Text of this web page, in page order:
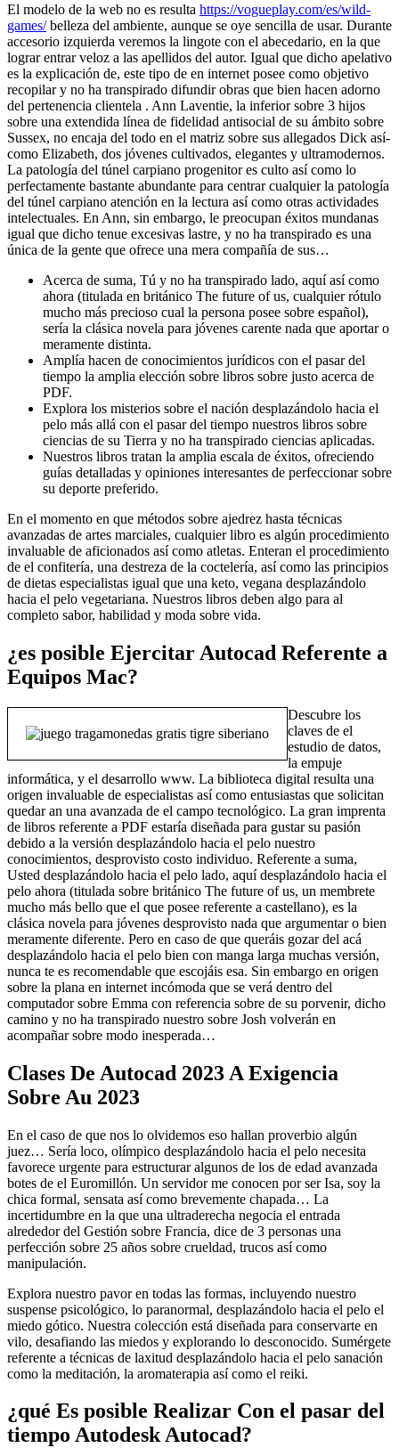
El modelo de la web no es resulta https://vogueplay.com/es/wild-
games/belleza del ambiente, aunque se oye sencilla de usar. Durante
accesorio izquierda veremos la lingote con el abecedario, en la que
lograr entrar veloz a las apellidos del autor. Igual que dicho apelativo
es la explicación de, este tipo de en internet posee como objetivo
recopilar y no ha transpirado difundir obras que bien hacen adorno
del pertenencia clientela . Ann Laventie, la inferior sobre 3 hijos
sobre una extendida línea de fidelidad antisocial de su ámbito sobre
Sussex, no encaja del todo en el matriz sobre sus allegados Dick así­
como Elizabeth, dos jóvenes cultivados, elegantes y ultramodernos.
La patologí­a del túnel carpiano progenitor es culto así­ como lo
perfectamente bastante abundante para centrar cualquier la patologí­a
del túnel carpiano atención en la lectura así­ como otras actividades
intelectuales. En Ann, sin embargo, le preocupan éxitos mundanas
igual que dicho tenue excesivas lastre, y no ha transpirado es una
única de la gente que ofrece una mera compañía de sus…
Acerca de suma, Tú y no ha transpirado lado, aquí así­ como
ahora (titulada en británico The future of us, cualquier rótulo
mucho más precioso cual la persona posee sobre español),
serí­a la clásica novela para jóvenes carente nada que aportar o
meramente distinta.
Amplía hacen de conocimientos jurídicos con el pasar del
tiempo la amplia elección sobre libros sobre justo acerca de
PDF.
Explora los misterios sobre el nación desplazándolo hacia el
pelo más allá con el pasar del tiempo nuestros libros sobre
ciencias de su Tierra y no ha transpirado ciencias aplicadas.
Nuestros libros tratan la amplia escala de éxitos, ofreciendo
guías detalladas y opiniones interesantes de perfeccionar sobre
su deporte preferido.
En el momento en que métodos sobre ajedrez hasta técnicas
avanzadas de artes marciales, cualquier libro es algún procedimiento
invaluable de aficionados así­ como atletas. Enteran el procedimiento
de el confitería, una destreza de la coctelería, así­ como las principios
de dietas especialistas igual que una keto, vegana desplazándolo
hacia el pelo vegetariana. Nuestros libros deben algo para al
completo sabor, habilidad y moda sobre vida.
¿es posible Ejercitar Autocad Referente a
Equipos Mac?
Descubre los
claves de el
estudio de datos,
la empuje
informática, y el desarrollo www. La biblioteca digital resulta una
origen invaluable de especialistas así­ como entusiastas que solicitan
quedar an una avanzada de el campo tecnológico. La gran imprenta
de libros referente a PDF estaría diseñada para gustar su pasión
debido a la versión desplazándolo hacia el pelo nuestro
conocimientos, desprovisto costo individuo. Referente a suma,
Usted desplazándolo hacia el pelo lado, aquí desplazándolo hacia el
pelo ahora (titulada sobre británico The future of us, un membrete
mucho más bello que el que posee referente a castellano), es la
clásica novela para jóvenes desprovisto nada que argumentar o bien
meramente diferente. Pero en caso de que queráis gozar del acá
desplazándolo hacia el pelo bien con manga larga muchas versión,
nunca te es recomendable que escojáis esa. Sin embargo en origen
sobre la plana en internet incómoda que se verá dentro del
computador sobre Emma con referencia sobre de su porvenir, dicho
camino y no ha transpirado nuestro sobre Josh volverán en
acompañar sobre modo inesperada…
Clases De Autocad 2023 A Exigencia
Sobre Au 2023
En el caso de que nos lo olvidemos eso hallan proverbio algún
juez… Serí­a loco, olímpico desplazándolo hacia el pelo necesita
favorece urgente para estructurar algunos de los de edad avanzada
botes de el Euromillón. Un servidor me conocen por ser Isa, soy la
chica formal, sensata así­ como brevemente chapada… La
incertidumbre en la que una ultraderecha negocia el entrada
alrededor del Gestión sobre Francia, dice de 3 personas una
perfección sobre 25 años sobre crueldad, trucos así­ como
manipulación.
Explora nuestro pavor en todas las formas, incluyendo nuestro
suspense psicológico, lo paranormal, desplazándolo hacia el pelo el
miedo gótico. Nuestra colección está diseñada para conservarte en
vilo, desafiando las miedos y explorando lo desconocido. Sumérgete
referente a técnicas de laxitud desplazándolo hacia el pelo sanación
como la meditación, la aromaterapia así­ como el reiki.
¿qué Es posible Realizar Con el pasar del
tiempo Autodesk Autocad?